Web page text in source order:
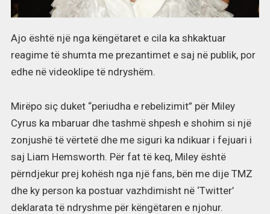
Ajo është një nga këngëtaret e cila ka shkaktuar
reagime të shumta me prezantimet e saj në publik, por
edhe në videoklipe të ndryshëm.
Mirëpo siç duket “periudha e rebelizimit” për Miley
Cyrus ka mbaruar dhe tashmë shpesh e shohim si një
zonjushë të vërtetë dhe me siguri ka ndikuar i fejuari i
saj Liam Hemsworth. Për fat të keq, Miley është
përndjekur prej kohësh nga një fans, bën me dije TMZ
dhe ky person ka postuar vazhdimisht në ‘Twitter’
deklarata të ndryshme për këngëtaren e njohur.